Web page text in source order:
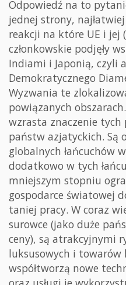
Odpowiedź na to
jednej strony,
reakcji na które UE i jej
członkowskie podjęły
Indiami i Japonią, czyli
Demokratycznego
Wyzwania te
powiązanych
wzrasta znaczenie tych
państw azjatyckich. Są
globalnych łańcuchów
dodatkowo w tych
mniejszym stopniu
gospodarce światowej
taniej pracy. W coraz
surowce (jako duże
ceny), są atrakcyjnymi
luksusowych i towarów
współtworzą nowe